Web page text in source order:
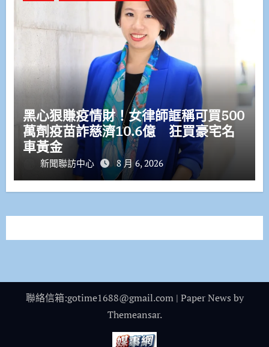
黑心狠賺疫情財！女律師誆稱可買500
萬劑疫苗詐慈濟10.6億 狂買豪宅名
車黃金
新聞聯訪中心 8 月 6, 2026
聯絡信箱:gotime1688@gmail.com | Paper News by
Themeansar.